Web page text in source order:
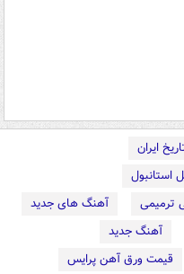
ایران
استانبول
ترمیمی
آهنگ های جدید
آهنگ جدید
قیمت ورق آهن پرایس